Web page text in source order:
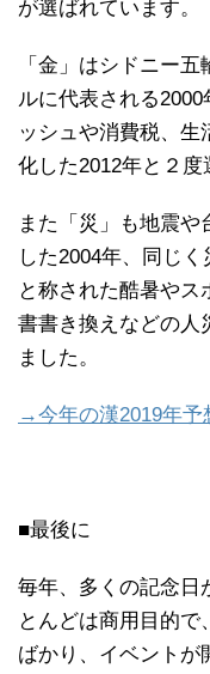
が選ばれています。
「金」はシドニー
ルに代表される
ッシュや消費税、生
化した2012年と２度
また「災」も地震
した2004年、同じく
と称された酷暑や
書書き換えなどの人
ました。
→今年の漢2019年予
■最後に
毎年、多くの記念日
とんどは商用目的で
ばかり、イベントが